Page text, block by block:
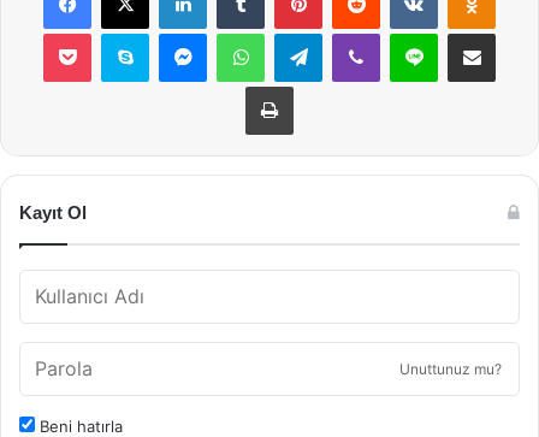
Pocket Skype MessengerWhatsAppTelegramViber Line E-Posta ile
Yazdır
Kayıt Ol
Unuttunuz mu?
Beni hatırla